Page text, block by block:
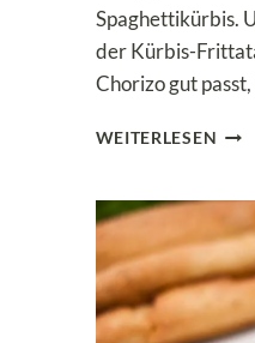
Spaghettikürbis.
der Kürbis-
Chorizo gut
WEITERLESEN LOW
FÜR
DEN